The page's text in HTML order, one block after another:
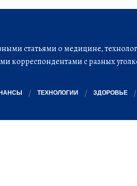
статьями о медицине,
корреспондентами с разных
ТЕХНОЛОГИИ ЗДОРОВЬЕ